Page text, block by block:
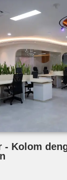
- Kolom